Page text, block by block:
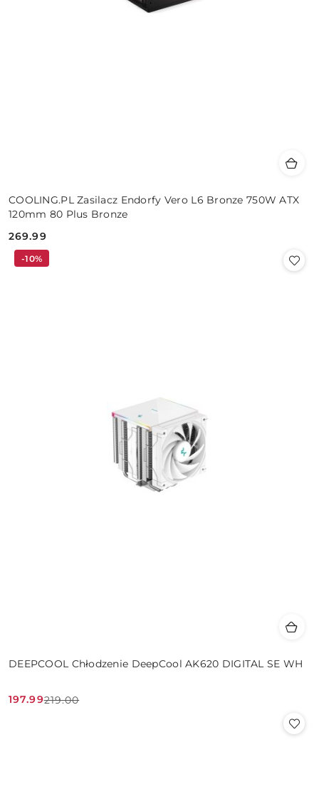
COOLING.PL Zasilacz Endorfy Vero L6 Bronze 750W ATX
120mm 80 Plus Bronze
Cena:
269.99
DEEPCOOL Chłodzenie DeepCool AK620 DIGITAL SE WH
Cena
197.99
Cena
219.00
-10%